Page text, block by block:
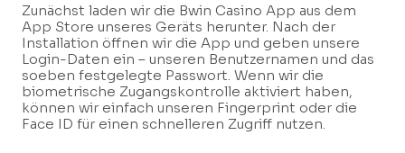
Zunächst laden wir die Bwin Casino App aus dem
App Store unseres Geräts herunter. Nach der
Installation öffnen wir die App und geben unsere
Login-Daten ein – unseren Benutzernamen und das
soeben festgelegte Passwort. Wenn wir die
biometrische Zugangskontrolle aktiviert haben,
können wir einfach unseren Fingerprint oder die
Face ID für einen schnelleren Zugriff nutzen.